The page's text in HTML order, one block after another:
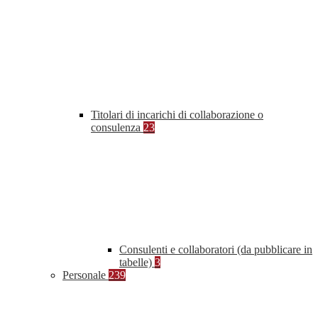
Titolari di incarichi di collaborazione o
consulenza 23
Consulenti e collaboratori (da pubblicare in
tabelle) 3
Personale 239